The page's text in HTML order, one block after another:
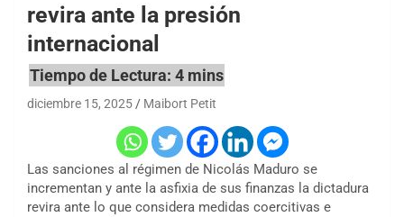
revira ante la presión
internacional
diciembre 15, 2025 Maibort Petit
Las sanciones al régimen de Nicolás Maduro se
incrementan y ante la asfixia de sus finanzas la dictadura
revira ante lo que considera medidas coercitivas e